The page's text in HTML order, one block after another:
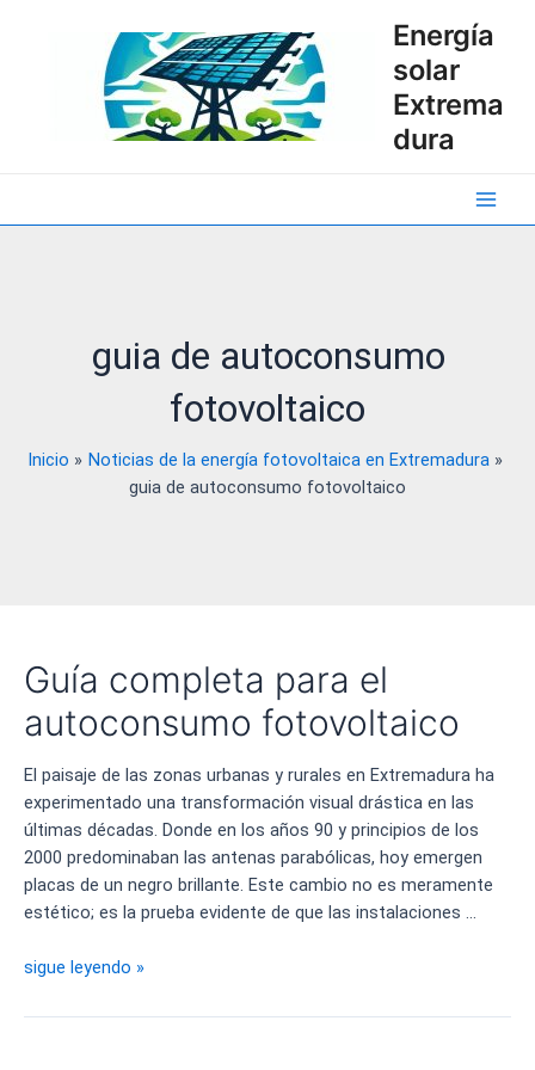
Energía
solar
Extrema
dura
Main
guia de autoconsumo
fotovoltaico
Inicio
Noticias de la energía fotovoltaica en Extremadura
guia de autoconsumo fotovoltaico
Guía completa para el
autoconsumo fotovoltaico
El paisaje de las zonas urbanas y rurales en Extremadura ha
experimentado una transformación visual drástica en las
últimas décadas. Donde en los años 90 y principios de los
2000 predominaban las antenas parabólicas, hoy emergen
placas de un negro brillante. Este cambio no es meramente
estético; es la prueba evidente de que las instalaciones …
Guía
para
sigue leyendo »